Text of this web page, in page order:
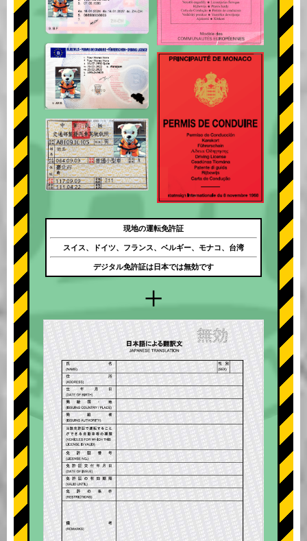
+
現地の運転免許証
スイス、ドイツ、フランス、ベルギー、モナコ、台湾
デジタル免許証は日本では無効です